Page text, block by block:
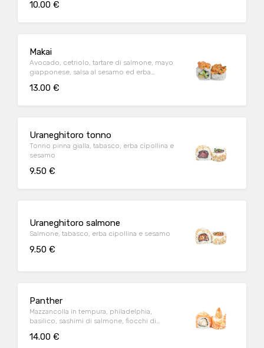
10.00 €
Makai
Avocado, cetriolo, tartare di salmone, mayo
giapponese, salsa al sesamo ed erba
13.00 €
Uraneghitoro tonno
Tonno pinna gialla, tabasco, erba cipollina e
sesamo
9.50 €
Uraneghitoro salmone
Salmone, tabasco, erba cipollina e sesamo
9.50 €
Panther
Mazzancolla in tempura, philadelphia,
basilico, sashimi di salmone, fiocchi di
14.00 €